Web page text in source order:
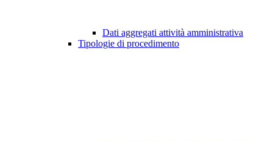
Dati aggregati attività amministrativa
Tipologie di procedimento